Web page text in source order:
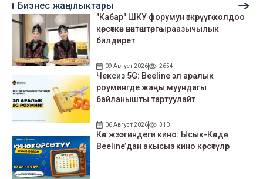
Бизнес жаңылыктары
"Кабар" ШКУ форумун өткөрүүгө колдоо
көрсөткөн өнөктөштөргө ыраазычылык
билдирет
09 Август 2026 2654
Чексиз 5G: Beeline эл аралык
роумингде жаңы муундагы
байланышты тартуулайт
06 Август 2026 310
Көл жээгиндеги кино: Ысык-Көлдө
Beeline’дан акысыз кино көрсөтүлөр